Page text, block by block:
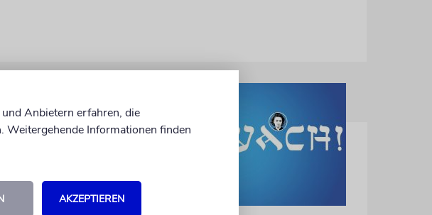
Anbietern erfahren, die
Weitergehende Informationen finden
AKZEPTIEREN